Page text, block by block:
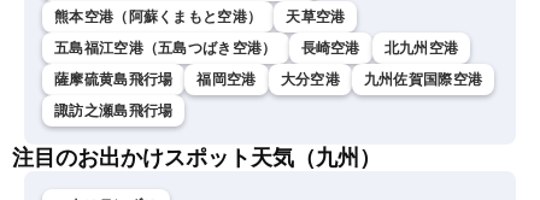
熊本空港（阿蘇くまもと空港）
天草空港
五島福江空港（五島つばき空港）
長崎空港
北九州空港
薩摩硫黄島飛行場
福岡空港 大分空港
九州佐賀国際空港
諏訪之瀬島飛行場
注目のお出かけスポット天気（九州）